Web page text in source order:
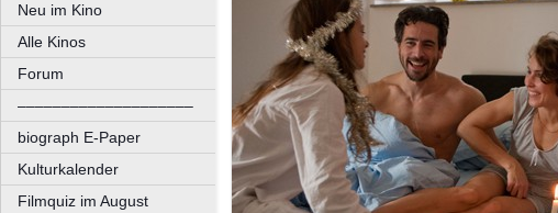
Neu im Kino
Alle Kinos
Forum
––––––––––––––––––––
biograph E-Paper
Kulturkalender
Filmquiz im August